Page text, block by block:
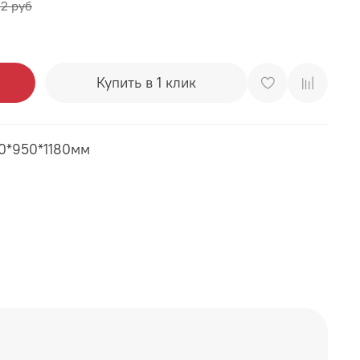
руб
Купить в 1 клик